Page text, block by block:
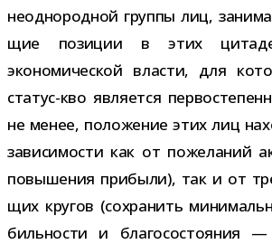
неод­но­род­ной группы лиц,
щие пози­ции в этих
экономической вла­сти, для
статус-​кво явля­ется
не менее, поло­же­ние этих лиц
зави­си­мо­сти как от поже­ла­ний
повы­ше­ния при­были), так и от
щих кру­гов (сохра­нить
биль­но­сти и бла­го­со­сто­я­ния